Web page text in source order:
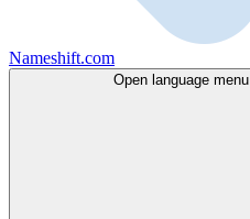
Nameshift.com
Open language menu